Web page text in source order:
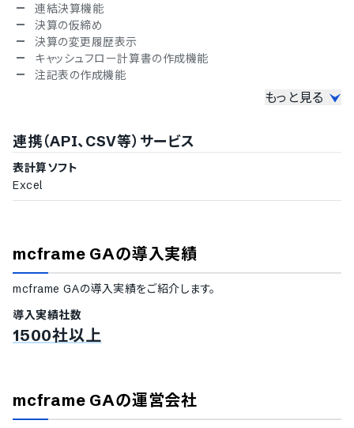
IT導入補助金
IT導入補助金対象
連結決算機能
決算の仮締め
決算の変更履歴表示
キャッシュフロー計算書の作成機能
注記表の作成機能
AIによる勘定科目の提案機能
取引先のCSVインポート機能
取引明細の自動取込機能
勘定科目の設定
取引先のCSVエクスポート機能
繰越処理機能
不正仕訳の入力エラー通知
過年度遡及修正への対応
仕訳ルール設定機能
単式簿記入力機能
複式簿記入力機能
集計レポートの自動作成
もっと見る
連携（API、CSV等）サービス
表計算ソフト
Excel
mcframe GAの導入実績
mcframe GAの導入実績をご紹介します。
導入実績社数
1500社以上
mcframe GAの運営会社